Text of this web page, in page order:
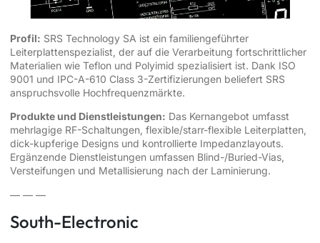
Profil: SRS Technology SA ist ein familiengeführter
Leiterplattenspezialist, der auf die Verarbeitung fortschrittlicher
Materialien wie Teflon und Polyimid spezialisiert ist. Dank ISO
9001 und IPC-A-610 Class 3-Zertifizierungen beliefert SRS
anspruchsvolle Hochfrequenzmärkte.
Produkte und Dienstleistungen: Das Kernangebot umfasst
mehrlagige RF-Schaltungen, flexible/starr-flexible Leiterplatten,
dick-kupferige Designs und kontrollierte Impedanzlayouts.
Ergänzende Dienstleistungen umfassen Blind-/Buried-Vias,
Versteifungen und Metallisierung nach der Laminierung.
— — —
South-Electronic